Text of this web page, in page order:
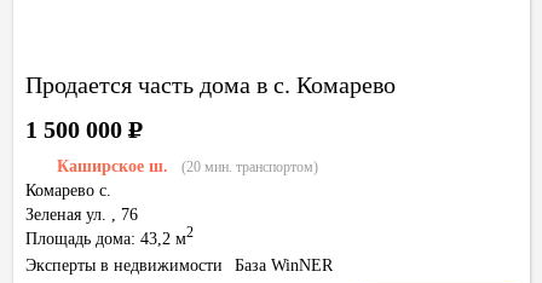
Продается часть дома в с. Комарево
Каширское ш. (20 мин. транспортом)
Комарево с.
Зеленая ул. , 76
Площадь дома: 43,2 м2
1 500 000Р
Эксперты в недвижимости База WinNER